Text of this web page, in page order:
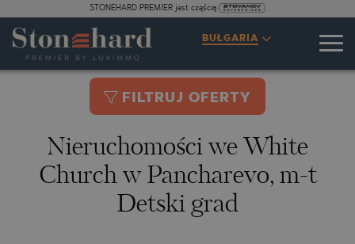
STONEHARD PREMIER jest częścią
BUŁGARIA
FILTRUJ OFERTY
Nieruchomości we White
Church w Pancharevo, m-t
Detski grad